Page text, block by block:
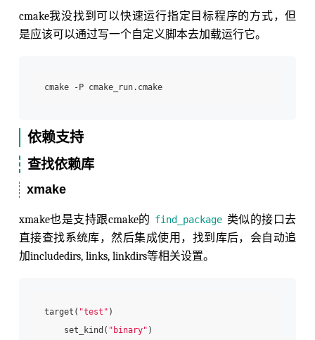
cmake我没找到可以快速运行指定目标程序的方式，但
是应该可以通过写一个自定义脚本去加载运行它。
cmake -P cmake_run.cmake
依赖支持
查找依赖库
xmake
xmake也是支持跟cmake的 find_package 类似的接口去
直接查找系统库，然后集成使用，找到库后，会自动追
加includedirs, links, linkdirs等相关设置。
target( "test" )
set_kind( "binary" )